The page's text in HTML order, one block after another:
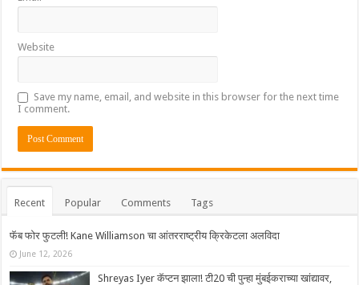
Website
Save my name, email, and website in this browser for the next time
I comment.
Recent Popular Comments Tags
फॅब फोर फुटली! Kane Williamson चा आंतरराष्ट्रीय क्रिकेटला अलविदा
June 12, 2026
Shreyas Iyer कॅप्टन झाला! टी20 ची पुन्हा मुंबईकराच्या खांद्यावर,